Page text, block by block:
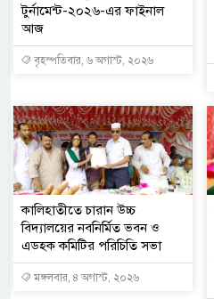
টুর্নামেন্ট-২০২৬-এর ফাইনাল
আজ
বৃহস্পতিবার, ৬ অগাস্ট, ২০২৬
কালিহাতীতে চারান উচ্চ
বিদ্যালয়ের নবনির্মিত ভবন ও
এডহক কমিটির পরিচিতি সভা
মঙ্গলবার, ৪ অগাস্ট, ২০২৬